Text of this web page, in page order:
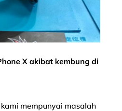
X akibat kembung di
mempunyai masalah